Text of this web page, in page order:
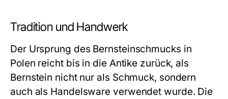
Tradition und Handwerk
Der Ursprung des Bernsteinschmucks in
Polen reicht bis in die Antike zurück, als
Bernstein nicht nur als Schmuck, sondern
auch als Handelsware verwendet wurde. Die